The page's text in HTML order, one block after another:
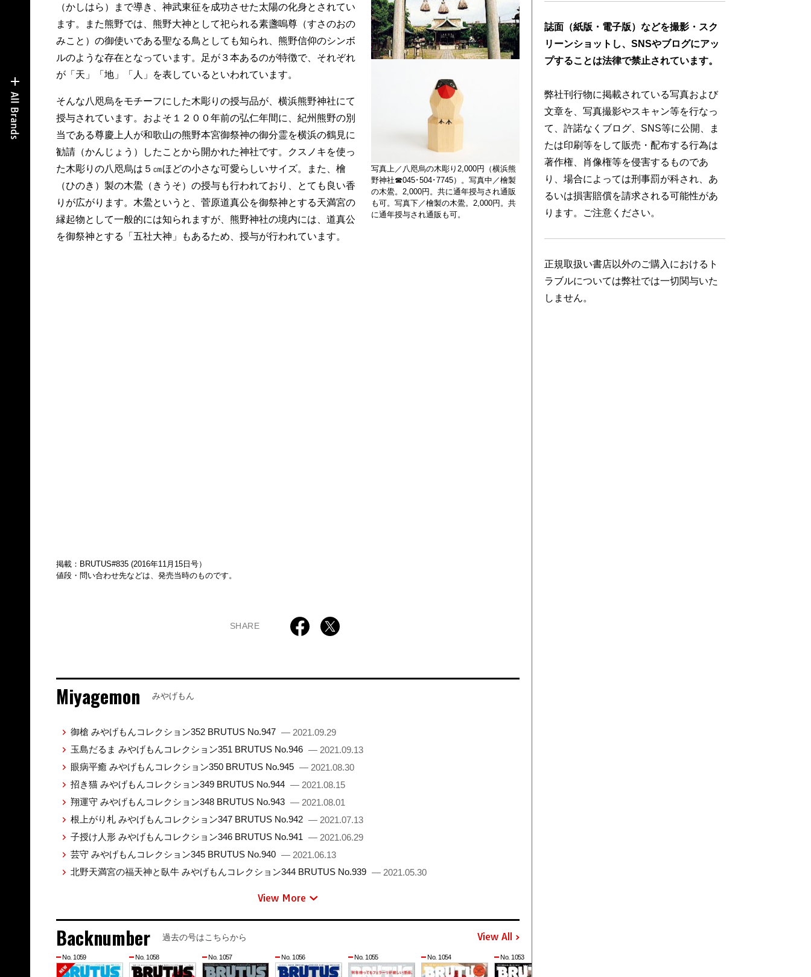
（かしはら）まで導き、神武東征を成功させた太陽の化身とされてい
ます。また熊野では、熊野大神として祀られる素盞嗚尊（すさのおの
みこと）の御使いである聖なる鳥としても知られ、熊野信仰のシンボ
ルのような存在となっています。足が３本あるのが特徴で、それぞれ
が「天」「地」「人」を表しているといわれています。
そんな八咫烏をモチーフにした木彫りの授与品が、横浜熊野神社にて
授与されています。およそ１２００年前の弘仁年間に、紀州熊野の別
当である尊慶上人が和歌山の熊野本宮御祭神の御分霊を横浜の鶴見に
勧請（かんじょう）したことから開かれた神社です。クスノキを使っ
た木彫りの八咫烏は５㎝ほどの小さな可愛らしいサイズ。また、檜
（ひのき）製の木鷽（きうそ）の授与も行われており、とても良い香
りが広がります。木鷽というと、菅原道真公を御祭神とする天満宮の
縁起物として一般的には知られますが、熊野神社の境内には、道真公
を御祭神とする「五社大神」もあるため、授与が行われています。
写真上／八咫烏の木彫り2,000円（横浜熊
野神社☎045･504･7745）。写真中／檜製
の木鷽。2,000円。共に通年授与され通販
も可。写真下／檜製の木鷽。2,000円。共
に通年授与され通販も可。
掲載：BRUTUS#835 (2016年11月15日号）
値段・問い合わせ先などは、発売当時のものです。
SHARE
Miyagemon みやげもん
御槍 みやげもんコレクション352 BRUTUS No.947 — 2021.09.29
玉島だるま みやげもんコレクション351 BRUTUS No.946 — 2021.09.13
眼病平癒 みやげもんコレクション350 BRUTUS No.945 — 2021.08.30
招き猫 みやげもんコレクション349 BRUTUS No.944 — 2021.08.15
翔運守 みやげもんコレクション348 BRUTUS No.943 — 2021.08.01
根上がり札 みやげもんコレクション347 BRUTUS No.942 — 2021.07.13
子授け人形 みやげもんコレクション346 BRUTUS No.941 — 2021.06.29
芸守 みやげもんコレクション345 BRUTUS No.940 — 2021.06.13
北野天満宮の福天神と臥牛 みやげもんコレクション344 BRUTUS No.939 — 2021.05.30
View More
Backnumber 過去の号はこちらから View All
No. 1059 No. 1058 No. 1057 No. 1056 No. 1055 No. 1054 No. 1053
誌面（紙版・電子版）などを撮影・スク
リーンショットし、SNSやブログにアッ
プすることは法律で禁止されています。
弊社刊行物に掲載されている写真および
文章を、写真撮影やスキャン等を行なっ
て、許諾なくブログ、SNS等に公開、ま
たは印刷等をして販売・配布する行為は
著作権、肖像権等を侵害するものであ
り、場合によっては刑事罰が科され、あ
るいは損害賠償を請求される可能性があ
ります。ご注意ください。
正規取扱い書店以外のご購入におけるト
ラブルについては弊社では一切関与いた
しません。